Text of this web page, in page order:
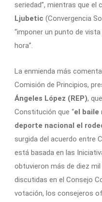
seriedad”, mientras que el
Ljubetic (Convergencia
“imponer un punto de
hora”.
La enmienda más
Comisión de Principios,
Ángeles López (REP),
Constitución que “el baile
deporte nacional el
surgida del acuerdo entre
está basada en las
obtuvieron más de diez
discutidas en el Consejo
votación, los consejeros